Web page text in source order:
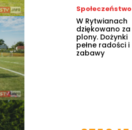
Społeczeństwo
W Rytwianach
dziękowano za
plony. Dożynki
pełne radości i
zabawy